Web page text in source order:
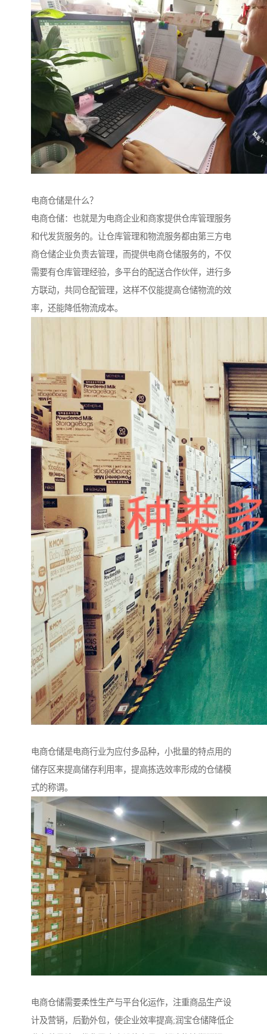
电商仓储是什么？
电商仓储：也就是为电商企业和商家提供仓库管理服务
和代发货服务的。让仓库管理和物流服务都由第三方电
商仓储企业负责去管理，而提供电商仓储服务的，不仅
需要有仓库管理经验，多平台的配送合作伙伴，进行多
方联动，共同仓配管理，这样不仅能提高仓储物流的效
率，还能降低物流成本。
电商仓储是电商行业为应付多品种，小批量的特点用的
储存区来提高储存利用率，提高拣选效率形成的仓储模
式的称谓。
电商仓储需要柔性生产与平台化运作，注重商品生产设
计及营销，后勤外包，使企业效率提高;润宝仓储降低企